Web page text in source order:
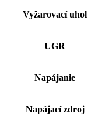
Vyžarovací uhol
UGR
Napájanie
Napájací zdroj